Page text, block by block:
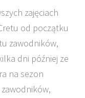
zajęciach
od początku
zawodników,
dni później ze
na sezon